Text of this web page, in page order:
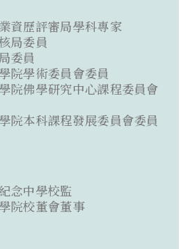
資歷評審局學科專家
局委員
委員
院學術委員會委員
院佛學研究中心課程委員會
院本科課程發展委員會委員
念中學校監
院校董會董事